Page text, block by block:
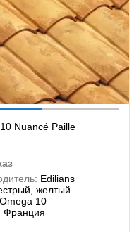
Nuancé Paille
Edilians
желтый
Omega 10
Франция